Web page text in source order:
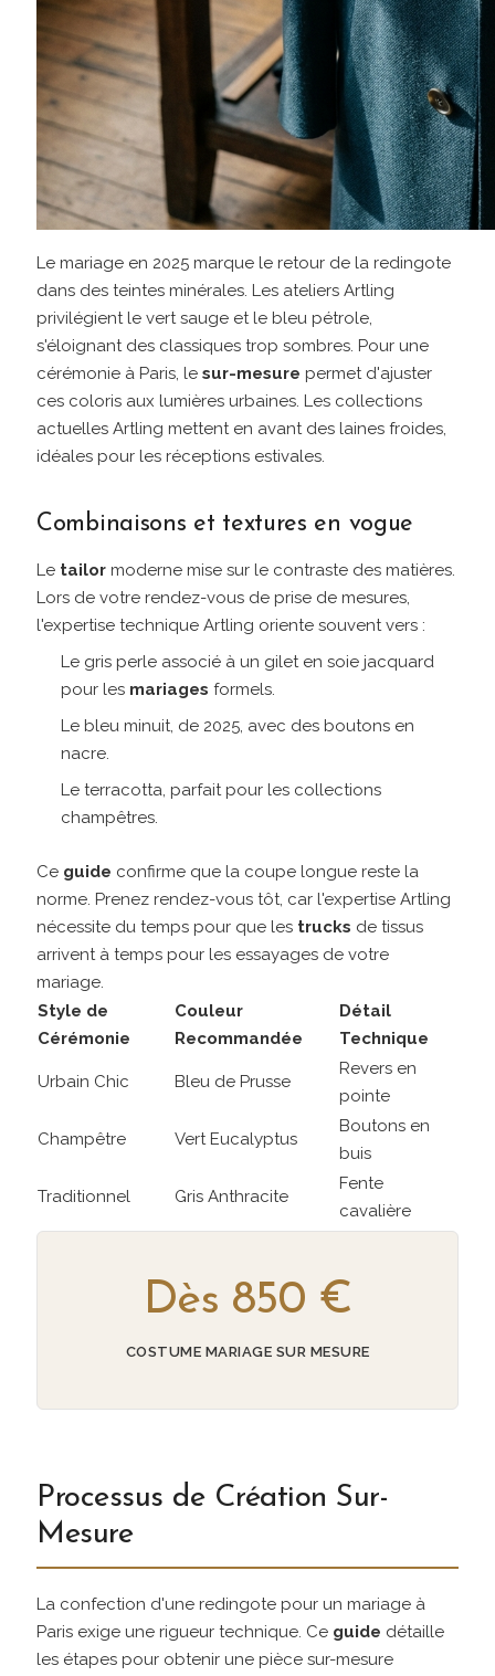
Le mariage en 2025 marque le retour de la redingote
dans des teintes minérales. Les ateliers Artling
privilégient le vert sauge et le bleu pétrole,
s'éloignant des classiques trop sombres. Pour une
cérémonie à Paris, le sur-mesure permet d'ajuster
ces coloris aux lumières urbaines. Les collections
actuelles Artling mettent en avant des laines froides,
idéales pour les réceptions estivales.
Combinaisons et textures en vogue
Le tailor moderne mise sur le contraste des matières.
Lors de votre rendez-vous de prise de mesures,
l'expertise technique Artling oriente souvent vers :
Le gris perle associé à un gilet en soie jacquard
pour les mariages formels.
Le bleu minuit, de 2025, avec des boutons en
nacre.
Le terracotta, parfait pour les collections
champêtres.
Ce guide confirme que la coupe longue reste la
norme. Prenez rendez-vous tôt, car l'expertise Artling
nécessite du temps pour que les trucks de tissus
arrivent à temps pour les essayages de votre
mariage.
Style de
Cérémonie
Couleur
Recommandée
Détail
Technique
Urbain Chic Bleu de Prusse
Revers en
pointe
Champêtre Vert Eucalyptus
Boutons en
buis
Traditionnel Gris Anthracite
Fente
cavalière
Dès 850 €
COSTUME MARIAGE SUR MESURE
Processus de Création Sur-
Mesure
La confection d'une redingote pour un mariage à
Paris exige une rigueur technique. Ce guide détaille
les étapes pour obtenir une pièce sur-mesure